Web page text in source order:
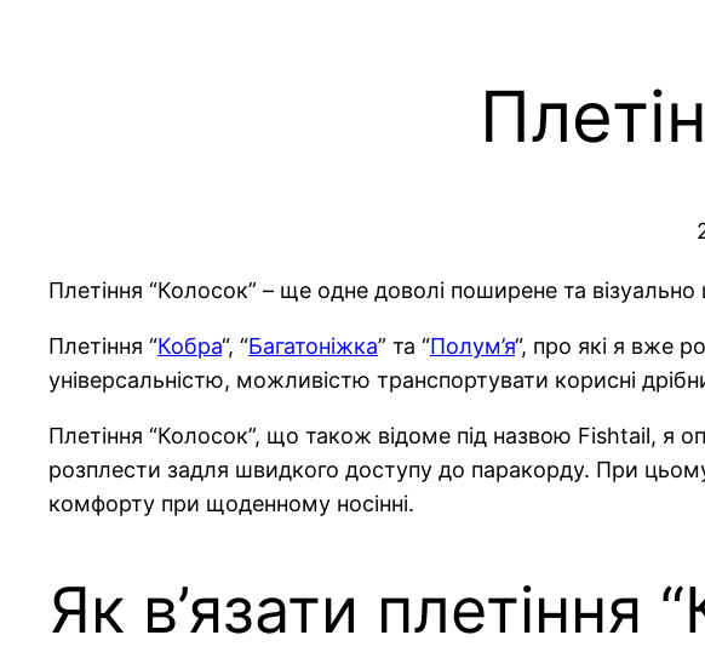
Плетіння “Колосок” – ще одне доволі поширене та візуально
Плетіння “Кобра“, “Багатоніжка” та “Полум’я“, про які я вже
універсальністю, можливістю транспортувати корисні
Плетіння “Колосок”, що також відоме під назвою Fishtail, я
розплести задля швидкого доступу до паракорду. При
комфорту при щоденному носінні.
Як в’язати плетіння